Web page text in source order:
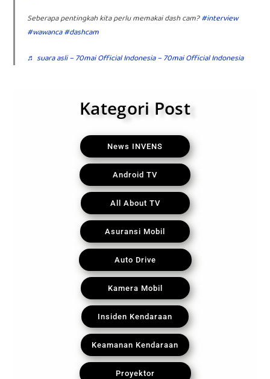
Seberapa pentingkah kita perlu memakai dash cam?#interview
#wawanca#dashcam
♬ suara asli – 70mai Official Indonesia – 70mai Official Indonesia
Kategori Post
News INVENS
Android TV
All About TV
Asuransi Mobil
Auto Drive
Kamera Mobil
Insiden Kendaraan
Keamanan Kendaraan
Proyektor